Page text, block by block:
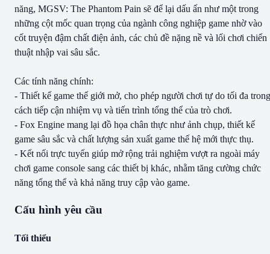
năng, MGSV: The Phantom Pain sẽ để lại dấu ấn như một trong
những cột mốc quan trọng của ngành công nghiệp game nhờ vào
cốt truyện đậm chất điện ảnh, các chủ đề nặng nề và lối chơi chiến
thuật nhập vai sâu sắc.
Các tính năng chính:
- Thiết kế game thế giới mở, cho phép người chơi tự do tối đa trong
cách tiếp cận nhiệm vụ và tiến trình tổng thể của trò chơi.
- Fox Engine mang lại đồ họa chân thực như ảnh chụp, thiết kế
game sâu sắc và chất lượng sản xuất game thế hệ mới thực thụ.
- Kết nối trực tuyến giúp mở rộng trải nghiệm vượt ra ngoài máy
chơi game console sang các thiết bị khác, nhằm tăng cường chức
năng tổng thể và khả năng truy cập vào game.
Cấu hình yêu cầu
Tối thiểu